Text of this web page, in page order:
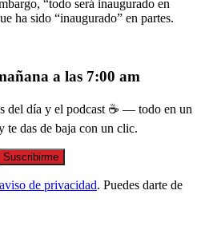
“todo será inaugurado en
ha sido “inaugurado” en partes.
a las 7:00 am
del día y el podcast ☕ — todo en un
te das de baja con un clic.
Suscribirme
aviso de privacidad. Puedes darte de